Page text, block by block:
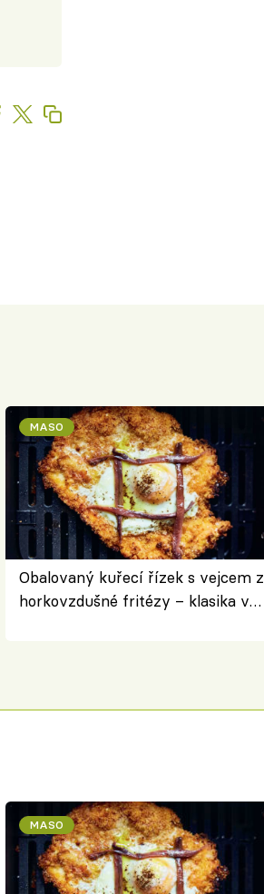
MASO
Obalovaný kuřecí řízek s vejcem z
horkovzdušné fritézy – klasika v
MASO